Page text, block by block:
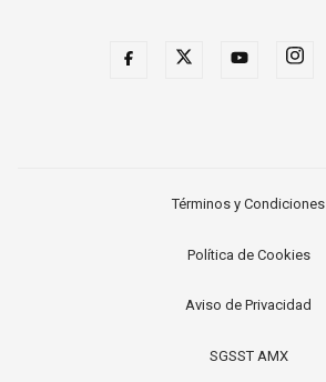
Términos y Condiciones
Política de Cookies
Aviso de Privacidad
SGSST AMX